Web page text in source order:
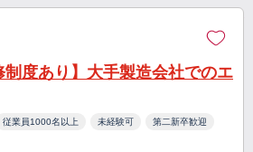
制度あり】大手製造会社でのエ
従業員1000名以上 未経験可 第二新卒歓迎